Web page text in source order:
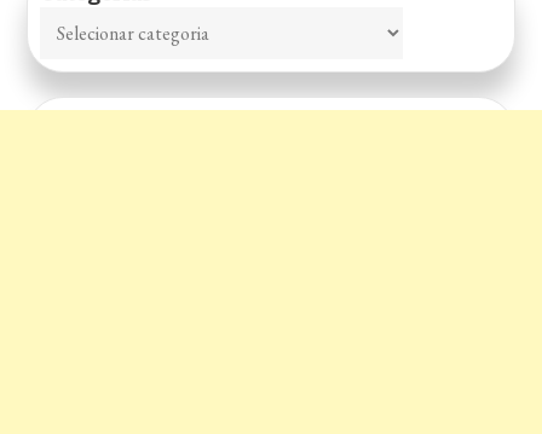
Categorias